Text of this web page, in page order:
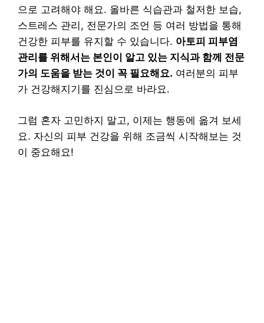
으로 고려해야 해요. 올바른 식습관과 철저한 보습,
스트레스 관리, 전문가의 조언 등 여러 방법을 통해
건강한 피부를 유지할 수 있습니다. 아토피 피부염
관리를 위해서는 본인이 알고 있는 지식과 함께 전문
가의 도움을 받는 것이 꼭 필요해요. 여러분의 피부
가 건강해지기를 진심으로 바라요.
그럼 혼자 고민하지 말고, 이제는 행동에 옮겨 보세
요. 자신의 피부 건강을 위해 조금씩 시작해보는 것
이 중요해요!